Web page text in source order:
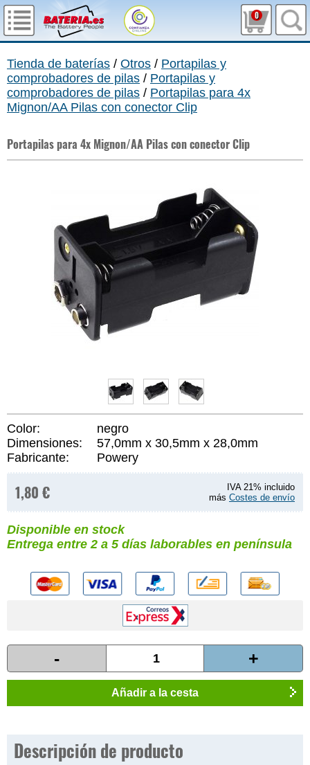
0
Tienda de baterías / Otros / Portapilas y
comprobadores de pilas / Portapilas y
comprobadores de pilas / Portapilas para 4x
Mignon/AA Pilas con conector Clip
Portapilas para 4x Mignon/AA Pilas con conector Clip
Color:
negro
Dimensiones:
57,0mm x 30,5mm x 28,0mm
Fabricante:
Powery
1,80 €
IVA 21% incluido
más Costes de envío
Disponible en stock
Entrega entre 2 a 5 días laborables en península
- +
Añadir a la cesta
Descripción de producto